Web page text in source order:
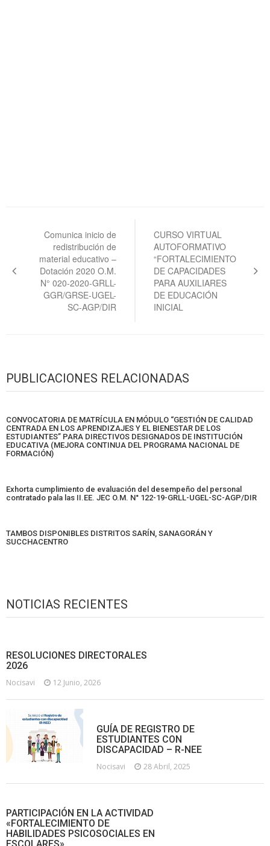
entradas
Comunica inicio de
redistribución de
material educativo –
Dotación 2020 O.M.
N° 020-2020-GRLL-
GGR/GRSE-UGEL-
SC-AGP/DIR
CURSO VIRTUAL
AUTOFORMATIVO
“FORTALECIMIENTO
DE CAPACIDADES
PARA AUXILIARES
DE EDUCACIÓN
INICIAL
PUBLICACIONES RELACIONADAS
CONVOCATORIA DE MATRÍCULA EN MÓDULO “GESTIÓN DE CALIDAD
CENTRADA EN LOS APRENDIZAJES Y EL BIENESTAR DE LOS
ESTUDIANTES” PARA DIRECTIVOS DESIGNADOS DE INSTITUCIÓN
EDUCATIVA (MEJORA CONTINUA DEL PROGRAMA NACIONAL DE
FORMACIÓN)
Exhorta cumplimiento de evaluación del desempeño del personal
contratado pala las II.EE. JEC O.M. N° 122-19-GRLL-UGEL-SC-AGP/DIR
TAMBOS DISPONIBLES DISTRITOS SARÍN, SANAGORÁN Y
SUCCHACENTRO
NOTICIAS RECIENTES
RESOLUCIONES DIRECTORALES
2026
Nocisavi 12 Junio, 2026
GUÍA DE REGISTRO DE
ESTUDIANTES CON
DISCAPACIDAD – R-NEE
Nocisavi 28 Abril, 2025
PARTICIPACIÓN EN LA ACTIVIDAD
«FORTALECIMIENTO DE
HABILIDADES PSICOSOCIALES EN
ESCOLARES»